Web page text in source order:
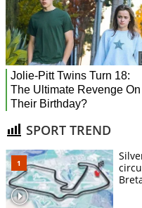
SPORT TREND